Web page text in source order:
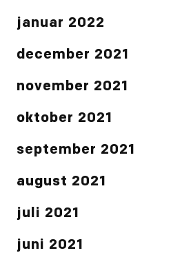
januar 2022
december 2021
november 2021
oktober 2021
september 2021
august 2021
juli 2021
juni 2021